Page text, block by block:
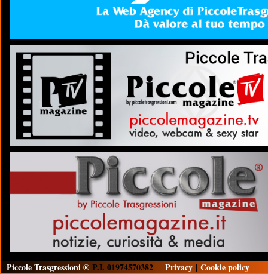
Piccole Trasgressioni ® P.I. 01974570382 Privacy | Cookie policy